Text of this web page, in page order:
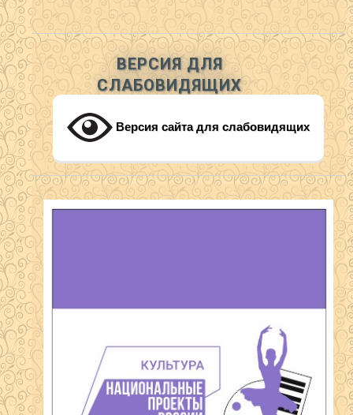
ВЕРСИЯ ДЛЯ
СЛАБОВИДЯЩИХ
Версия сайта для слабовидящих